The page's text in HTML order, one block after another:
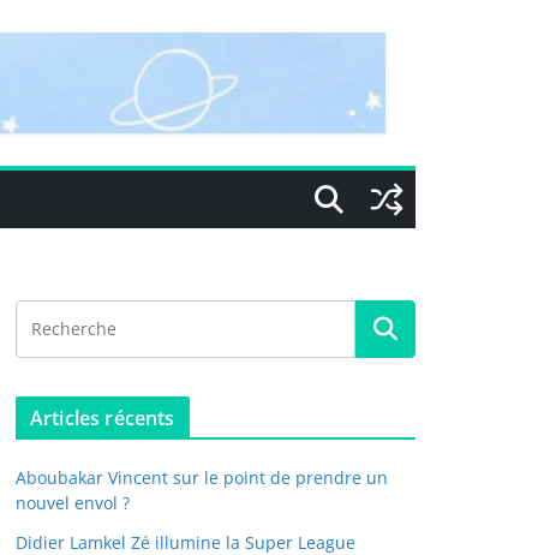
Articles récents
Aboubakar Vincent sur le point de prendre un
nouvel envol ?
Didier Lamkel Zé illumine la Super League